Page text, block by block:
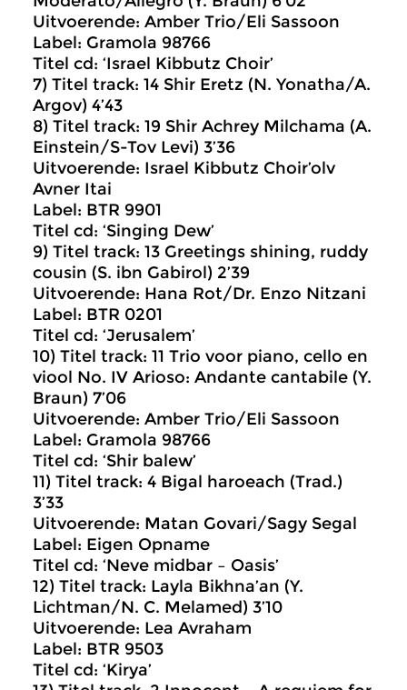
Uitvoerende: Amber Trio/Eli Sassoon
Label: Gramola 98766
Titel cd: ‘Israel Kibbutz Choir’
7) Titel track: 14 Shir Eretz (N. Yonatha/A.
Argov) 4’43
8) Titel track: 19 Shir Achrey Milchama (A.
Einstein/S-Tov Levi) 3’36
Uitvoerende: Israel Kibbutz Choir’olv
Avner Itai
Label: BTR 9901
Titel cd: ‘Singing Dew’
9) Titel track: 13 Greetings shining, ruddy
cousin (S. ibn Gabirol) 2’39
Uitvoerende: Hana Rot/Dr. Enzo Nitzani
Label: BTR 0201
Titel cd: ‘Jerusalem’
10) Titel track: 11 Trio voor piano, cello en
viool No. IV Arioso: Andante cantabile (Y.
Braun) 7’06
Uitvoerende: Amber Trio/Eli Sassoon
Label: Gramola 98766
Titel cd: ‘Shir balew’
11) Titel track: 4 Bigal haroeach (Trad.)
3’33
Uitvoerende: Matan Govari/Sagy Segal
Label: Eigen Opname
Titel cd: ‘Neve midbar – Oasis’
12) Titel track: Layla Bikhna’an (Y.
Lichtman/N. C. Melamed) 3’10
Uitvoerende: Lea Avraham
Label: BTR 9503
Titel cd: ‘Kirya’